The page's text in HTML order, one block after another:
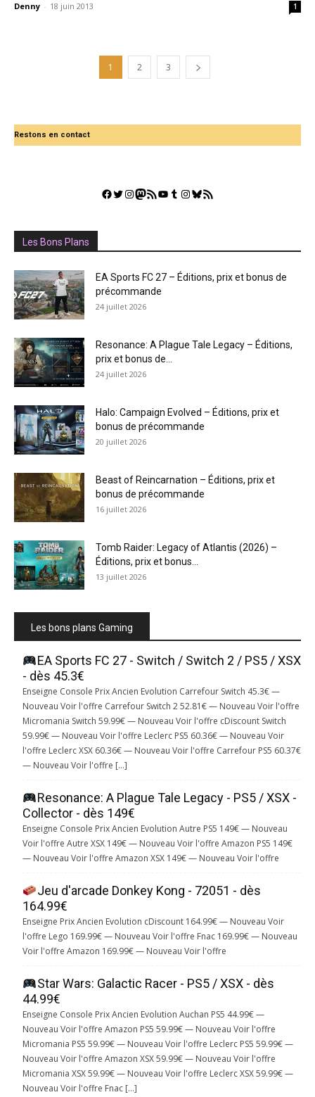
Denny - 18 juin 2013 1
1 2 3
Restons en contact
Facebook
Twitter
Instagram
Mastodon
Flux RSSYouTube
Tumblr
Instagram
Bluesky
GestGame
Les Bons Plans
EA Sports FC 27 – Éditions, prix et bonus de
précommande
24 juillet 2026
Resonance: A Plague Tale Legacy – Éditions,
prix et bonus de...
24 juillet 2026
Halo: Campaign Evolved – Éditions, prix et
bonus de précommande
20 juillet 2026
Beast of Reincarnation – Éditions, prix et
bonus de précommande
16 juillet 2026
Tomb Raider: Legacy of Atlantis (2026) –
Éditions, prix et bonus...
13 juillet 2026
Les bons plans Gaming
EA Sports FC 27 - Switch / Switch 2 / PS5 / XSX
- dès 45.3€
Enseigne Console Prix Ancien Evolution Carrefour Switch 45.3€ —
Nouveau Voir l'offre Carrefour Switch 2 52.81€ — Nouveau Voir l'offre
Micromania Switch 59.99€ — Nouveau Voir l'offre cDiscount Switch
59.99€ — Nouveau Voir l'offre Leclerc PS5 60.36€ — Nouveau Voir
l'offre Leclerc XSX 60.36€ — Nouveau Voir l'offre Carrefour PS5 60.37€
— Nouveau Voir l'offre […]
Resonance: A Plague Tale Legacy - PS5 / XSX -
Collector - dès 149€
Enseigne Console Prix Ancien Evolution Autre PS5 149€ — Nouveau
Voir l'offre Autre XSX 149€ — Nouveau Voir l'offre Amazon PS5 149€
— Nouveau Voir l'offre Amazon XSX 149€ — Nouveau Voir l'offre
Jeu d'arcade Donkey Kong - 72051 - dès
164.99€
Enseigne Prix Ancien Evolution cDiscount 164.99€ — Nouveau Voir
l'offre Lego 169.99€ — Nouveau Voir l'offre Fnac 169.99€ — Nouveau
Voir l'offre Amazon 169.99€ — Nouveau Voir l'offre
Star Wars: Galactic Racer - PS5 / XSX - dès
44.99€
Enseigne Console Prix Ancien Evolution Auchan PS5 44.99€ —
Nouveau Voir l'offre Amazon PS5 59.99€ — Nouveau Voir l'offre
Micromania PS5 59.99€ — Nouveau Voir l'offre Leclerc PS5 59.99€ —
Nouveau Voir l'offre Amazon XSX 59.99€ — Nouveau Voir l'offre
Micromania XSX 59.99€ — Nouveau Voir l'offre Leclerc XSX 59.99€ —
Nouveau Voir l'offre Fnac […]